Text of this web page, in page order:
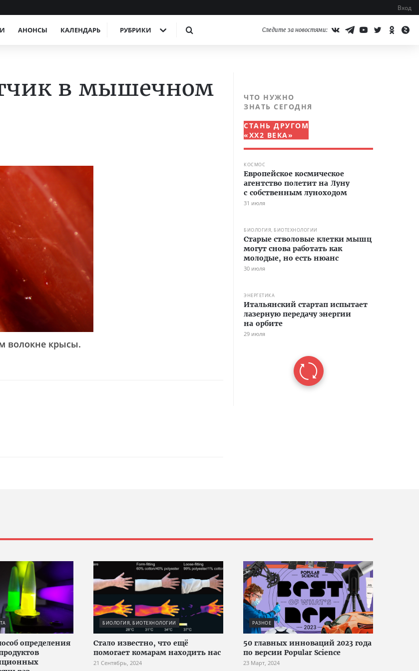
Вход
АНОНСЫ КАЛЕНДАРЬ РУБРИКИ Следите за новостями:
в мышечном
волокне крысы.
ЧТО НУЖНО
ЗНАТЬ СЕГОДНЯ
СТАНЬ ДРУГОМ
«XX2 ВЕКА»
КОСМОС
Европейское космическое
агентство полетит на Луну
с собственным луноходом
31 июля
БИОЛОГИЯ, БИОТЕХНОЛОГИИ
Старые стволовые клетки мышц
могут снова работать как
молодые, но есть нюанс
30 июля
ЭНЕРГЕТИКА
Итальянский стартап испытает
лазерную передачу энергии
на орбите
29 июля
определения
БИОЛОГИЯ, БИОТЕХНОЛОГИИ
Стало известно, что ещё
помогает комарам находить нас
21 Сентябрь, 2024
РАЗНОЕ
50 главных инноваций 2023 года
по версии Popular Science
23 Март, 2024